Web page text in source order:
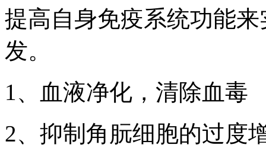
提高自身免疫系统功能
发。
1、血液净化，清除血毒
2、抑制角朊细胞的过度